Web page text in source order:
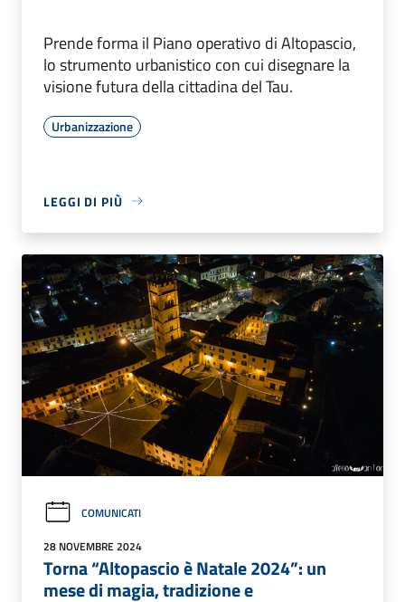
Prende forma il Piano operativo di Altopascio,
lo strumento urbanistico con cui disegnare la
visione futura della cittadina del Tau.
Urbanizzazione
LEGGI DI PIÙ
COMUNICATI
28 NOVEMBRE 2024
Torna “Altopascio è Natale 2024”: un
mese di magia, tradizione e